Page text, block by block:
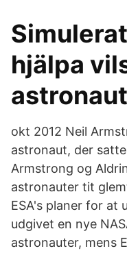
hjälpa
okt 2012 Neil
astronaut, der
Armstrong og
astronauter tit
ESA's planer for at
udgivet en nye
astronauter, mens